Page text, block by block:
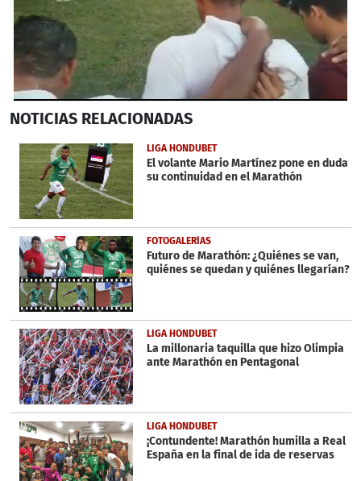
seconds
30
seconds
NOTICIAS RELACIONADAS
LIGA HONDUBET
El volante Mario Martínez pone en duda
su continuidad en el Marathón
FOTOGALERÍAS
Futuro de Marathón: ¿Quiénes se van,
quiénes se quedan y quiénes llegarían?
LIGA HONDUBET
La millonaria taquilla que hizo Olimpia
ante Marathón en Pentagonal
LIGA HONDUBET
¡Contundente! Marathón humilla a Real
España en la final de ida de reservas